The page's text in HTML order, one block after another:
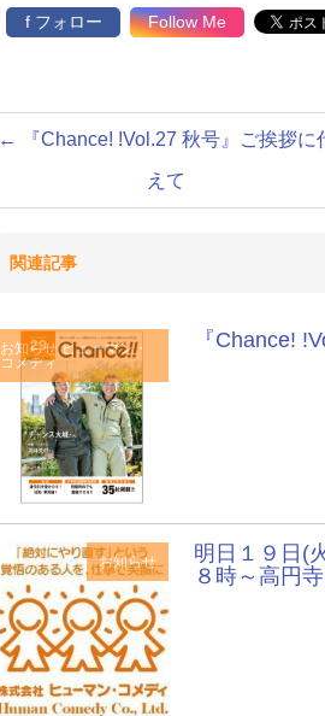
f フォロー Follow Me
←
『Chance! !Vol.27 秋号』ご挨拶に
えて
関連記事
お知らせ ヒューマン・
コメディ
『Chance!
お知らせ
明日１９日(
８時～高円